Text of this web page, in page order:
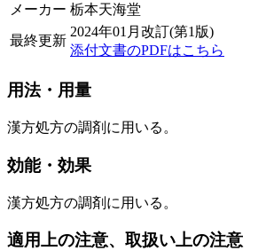
メーカー 栃本天海堂
最終更新
2024年01月改訂(第1版)
添付文書のPDFはこちら
用法・用量
漢方処方の調剤に用いる。
効能・効果
漢方処方の調剤に用いる。
適用上の注意、取扱い上の注意